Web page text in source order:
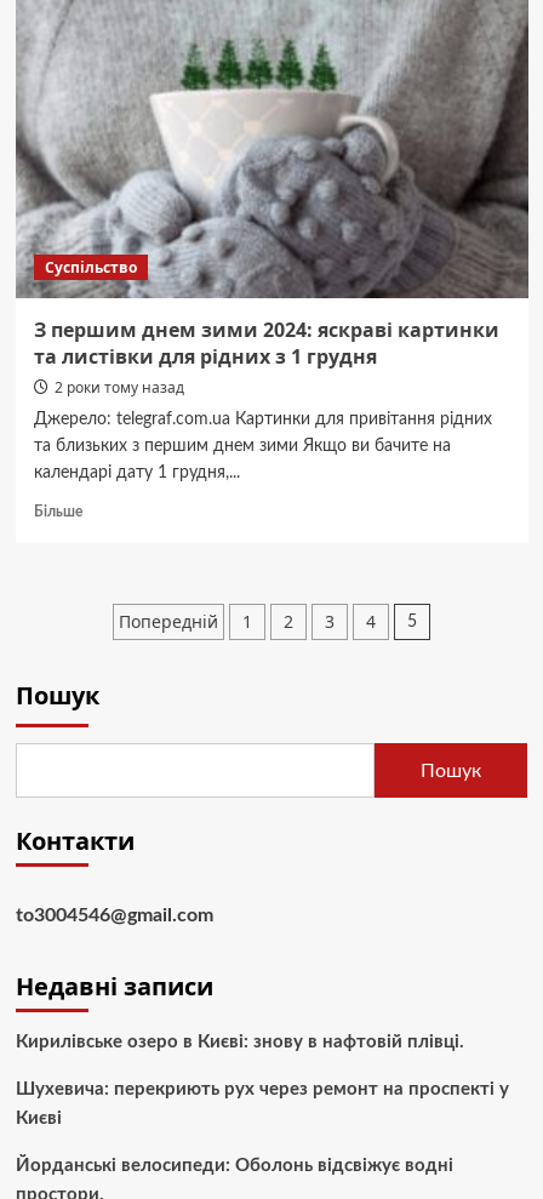
Києва
неділю
обмежать
через
приїзд
іноземних
гостей
Суспільство
З першим днем зими 2024: яскраві картинки
та листівки для рідних з 1 грудня
2 роки тому назад
Джерело: telegraf.com.ua Картинки для привітання рідних
та близьких з першим днем зими Якщо ви бачите на
календарі дату 1 грудня,...
БільшеДокладніше
картинки
грудня
Пагінація
Попередній 1 2 3 4 5
Пошук
Пошук
Контакти
to3004546@gmail.com
Недавні записи
Кирилівське озеро в Києві: знову в нафтовій плівці.
Шухевича: перекриють рух через ремонт на проспекті у
Києві
Йорданські велосипеди: Оболонь відсвіжує водні
простори.